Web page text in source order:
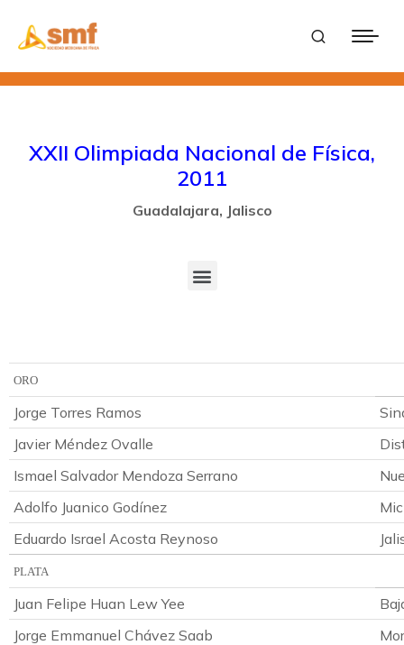
XXII Olimpiada Nacional de Física,
2011
Guadalajara, Jalisco
ORO
Jorge Torres Ramos
Javier Méndez Ovalle
Ismael Salvador Mendoza Serrano
Adolfo Juanico Godínez
Eduardo Israel Acosta Reynoso
PLATA
Juan Felipe Huan Lew Yee
Jorge Emmanuel Chávez Saab